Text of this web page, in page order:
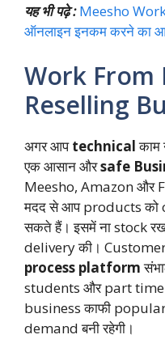
यह भी पढ़े : Meesho
ऑनलाइन इनकम करने का
Work From
Reselling
अगर आपtechnicalकाम
एक आसान औरsafe
Meesho, Amazon और
मदद से आप products
सकते हैं। इसमें ना stock
delivery की।
process platform
students और part time
business काफी
demand बनी रहेगी।